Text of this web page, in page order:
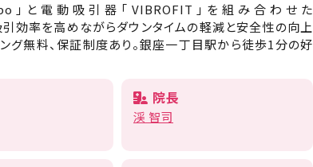
と電動吸引器「VIBROFIT」を組み合わせた
効率を高めながらダウンタイムの軽減と安全性の向上
グ無料、保証制度あり。銀座一丁目駅から徒歩1分の好
院長
渓 智司